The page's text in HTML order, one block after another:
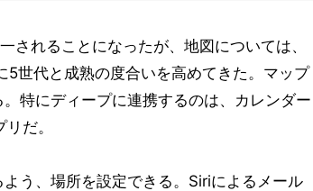
されることになったが、地図については、
世代と成熟の度合いを高めてきた。マップ
特にディープに連携するのは、カレンダー
だ。
う、場所を設定できる。Siriによるメール